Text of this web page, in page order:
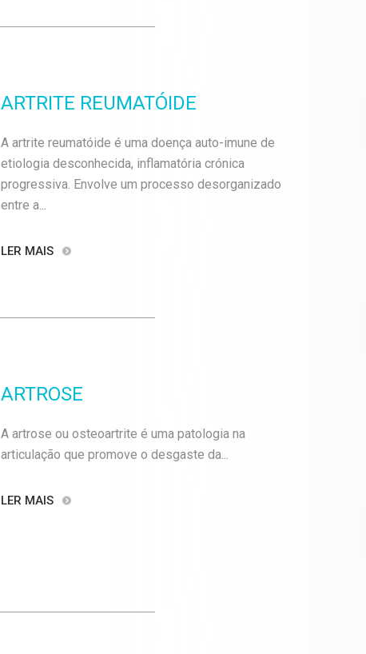
ARTRITE REUMATÓIDE
A artrite reumatóide é uma doença auto-imune de
etiologia desconhecida, inflamatória crónica
progressiva. Envolve um processo desorganizado
entre a...
LER MAIS
ARTROSE
A artrose ou osteoartrite é uma patologia na
articulação que promove o desgaste da...
LER MAIS